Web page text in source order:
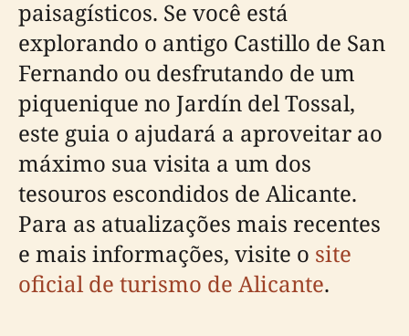
paisagísticos. Se você está
explorando o antigo Castillo de San
Fernando ou desfrutando de um
piquenique no Jardín del Tossal,
este guia o ajudará a aproveitar ao
máximo sua visita a um dos
tesouros escondidos de Alicante.
Para as atualizações mais recentes
e mais informações, visite o site
oficial de turismo de Alicante.